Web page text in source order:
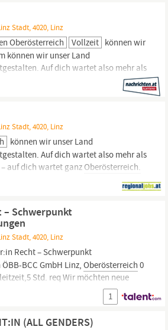
und...
Stadt, 4020, Linz
Oberösterreich Vollzeit können wir
können wir unser Land
Auf dich wartet also mehr als
auf dich wartet ganz
Oberösterreich.
du eine wichtige Rolle ein und gehst
Stadt, 4020, Linz
können wir unser Land
Auf dich wartet also mehr als
auf dich wartet ganz Oberösterreich.
Nimm deine Zukunft in die Hand
Schwerpunkt
Stadt, 4020, Linz
Recht – Schwerpunkt
BCC GmbH Linz, Oberösterreich 0
Std. req Wir möchten neue
schaffen. Heute. Für morgen. Für
Dein Job, du. übernimmst in dieser
1
(ALL GENDERS)